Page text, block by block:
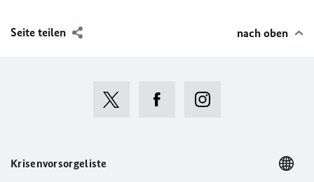
Seite teilen nach oben
Krisenvorsorgeliste